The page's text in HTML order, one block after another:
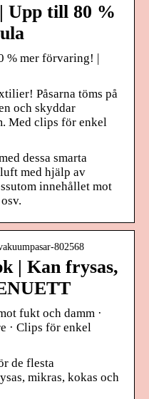
Upp till 80 %
% mer förvaring! |
Påsarna töms på
och skyddar
Med clips för enkel
dessa smarta
med hjälp av
innehållet mot
802568
| Kan frysas,
fukt och damm ·
· Clips för enkel
de flesta
mikras, kokas och